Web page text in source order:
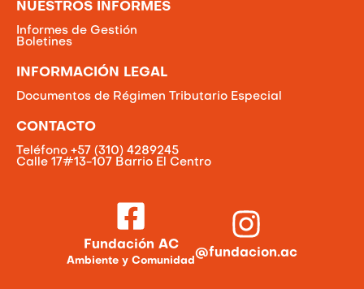
NUESTROS INFORMES
Informes de Gestión
Boletines
INFORMACIÓN LEGAL
Documentos de Régimen Tributario Especial
CONTACTO
Teléfono +57 (310) 4289245
Calle 17#13-107 Barrio El Centro
Fundación AC
Ambiente y Comunidad
@fundacion.ac